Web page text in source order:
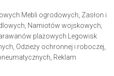
Mebli ogrodowych, Zasłon i
Namiotów wojskowych,
plażowych
Legowisk
Odzieży ochronnej i roboczej,
Reklam